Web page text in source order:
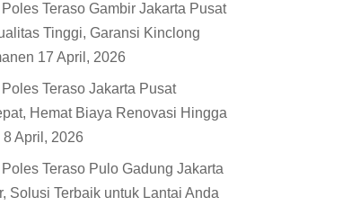
Teraso Gambir Jakarta Pusat
Tinggi, Garansi Kinclong
17 April, 2026
Teraso Jakarta Pusat
Hemat Biaya Renovasi Hingga
8 April, 2026
Teraso Pulo Gadung Jakarta
Solusi Terbaik untuk Lantai Anda